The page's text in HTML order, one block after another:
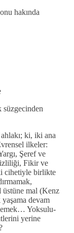
hakında
süzgecinden
ki, iki ana
ilkeler:
Şeref ve
Fikir ve
cihetiyle birlikte
üstüne mal (Kenz
devam
Yoksulu-
yerine